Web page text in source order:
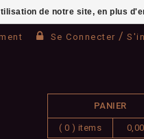
Se Connecter /
PANIER
( 0 ) items
de notre site, en plus